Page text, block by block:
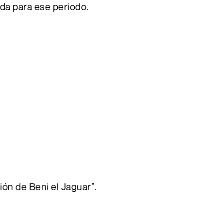
para ese periodo.
de Beni el Jaguar”.